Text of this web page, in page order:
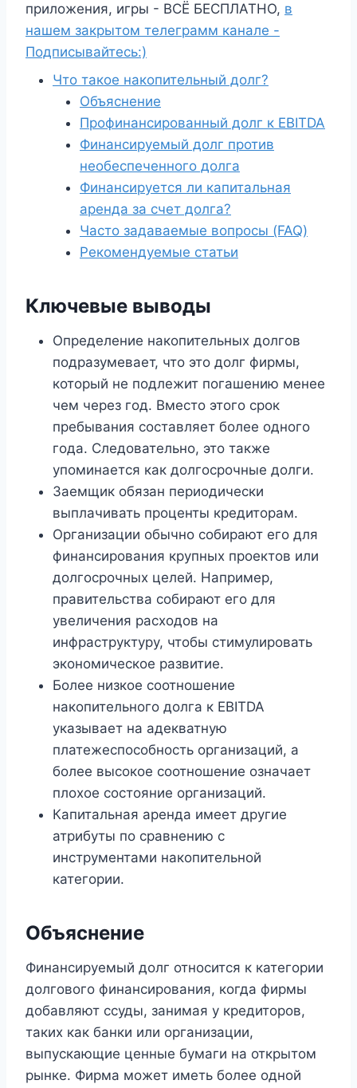
приложения, игры - ВСЁ БЕСПЛАТНО, в
нашем закрытом телеграмм канале -
Подписывайтесь:)
Что такое накопительный долг?
Объяснение
Профинансированный долг к EBITDA
Финансируемый долг против
необеспеченного долга
Финансируется ли капитальная
аренда за счет долга?
Часто задаваемые вопросы (FAQ)
Рекомендуемые статьи
Ключевые выводы
Определение накопительных долгов
подразумевает, что это долг фирмы,
который не подлежит погашению менее
чем через год. Вместо этого срок
пребывания составляет более одного
года. Следовательно, это также
упоминается как долгосрочные долги.
Заемщик обязан периодически
выплачивать проценты кредиторам.
Организации обычно собирают его для
финансирования крупных проектов или
долгосрочных целей. Например,
правительства собирают его для
увеличения расходов на
инфраструктуру, чтобы стимулировать
экономическое развитие.
Более низкое соотношение
накопительного долга к EBITDA
указывает на адекватную
платежеспособность организаций, а
более высокое соотношение означает
плохое состояние организаций.
Капитальная аренда имеет другие
атрибуты по сравнению с
инструментами накопительной
категории.
Объяснение
Финансируемый долг относится к категории
долгового финансирования, когда фирмы
добавляют ссуды, занимая у кредиторов,
таких как банки или организации,
выпускающие ценные бумаги на открытом
рынке. Фирма может иметь более одной